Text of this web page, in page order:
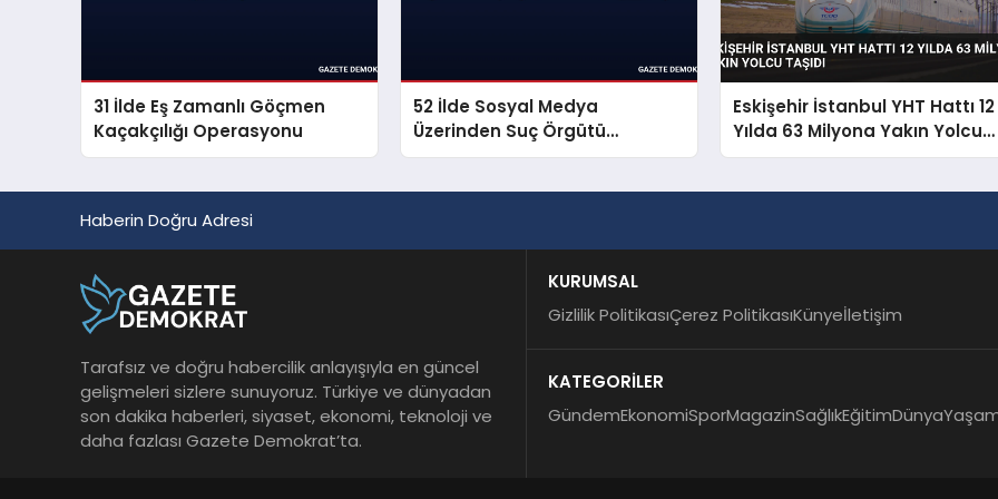
31 İlde Eş Zamanlı Göçmen
Kaçakçılığı Operasyonu
52 İlde Sosyal Medya
Üzerinden Suç Örgütü
Propagandasına Operasyon
Eskişehir İstanbul YHT Hattı 12
Yılda 63 Milyona Yakın Yolcu
Taşıdı
Haberin Doğru Adresi
Tarafsız ve doğru habercilik anlayışıyla en güncel
gelişmeleri sizlere sunuyoruz. Türkiye ve dünyadan
son dakika haberleri, siyaset, ekonomi, teknoloji ve
daha fazlası Gazete Demokrat’ta.
KURUMSAL
Gizlilik PolitikasıÇerez PolitikasıKünyeİletişim
KATEGORİLER
GündemEkonomiSporMagazinSağlıkEğitimDünya